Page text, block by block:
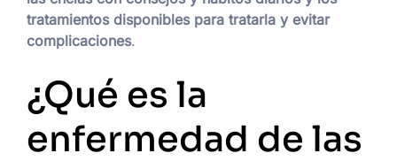
tratamientos disponibles para tratarla y evitar
complicaciones.
¿Qué es la
enfermedad de las